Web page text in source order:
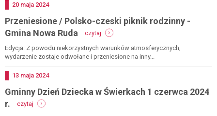
Dodano
20 maja 2024
Przeniesione / Polsko-czeski piknik rodzinny -
Gmina Nowa Ruda
czytaj
przeniesione
/
polsko-
-
Edycja: Z powodu niekorzystnych warunków atmosferycznych,
wydarzenie zostaje odwołane i przeniesione na inny...
Dodano
13 maja 2024
Gminny Dzień Dziecka w Świerkach 1 czerwca 2024
r.
czytaj
gminny